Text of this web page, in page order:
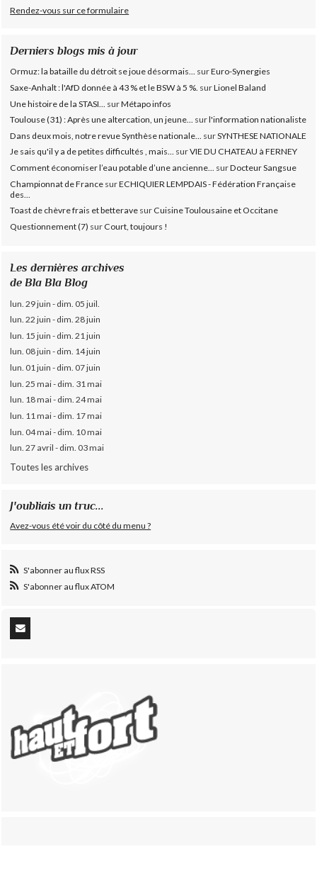
Rendez-vous sur ce formulaire
Derniers blogs mis à jour
Ormuz: la bataille du détroit se joue désormais... surEuro-Synergies
Saxe-Anhalt : l'AfD donnée à 43 % et le BSW à 5 %. surLionel Baland
Une histoire de la STASI...
surMétapo infos
Toulouse (31) : Après une altercation, un jeune... surl'information nationaliste
Dans deux mois, notre revue Synthèse nationale...
surSYNTHESE NATIONALE
Je sais qu'il y a de petites difficultés , mais... surVIE DU CHATEAU à FERNEY
Comment économiser l’eau potable d’une ancienne... surDocteur Sangsue
Championnat de France surECHIQUIER LEMPDAIS - Fédération Française
des...
Toast de chèvre frais et betterave surCuisine Toulousaine et Occitane
Questionnement (7) surCourt, toujours !
Les dernières archives
de Bla Bla Blog
lun. 29 juin - dim. 05 juil.
lun. 22 juin - dim. 28 juin
lun. 15 juin - dim. 21 juin
lun. 08 juin - dim. 14 juin
lun. 01 juin - dim. 07 juin
lun. 25 mai - dim. 31 mai
lun. 18 mai - dim. 24 mai
lun. 11 mai - dim. 17 mai
lun. 04 mai - dim. 10 mai
lun. 27 avril - dim. 03 mai
Toutes les archives
J'oubliais un truc...
Avez-vous été voir du côté du menu ?
S'abonner au flux RSS
S'abonner au flux ATOM